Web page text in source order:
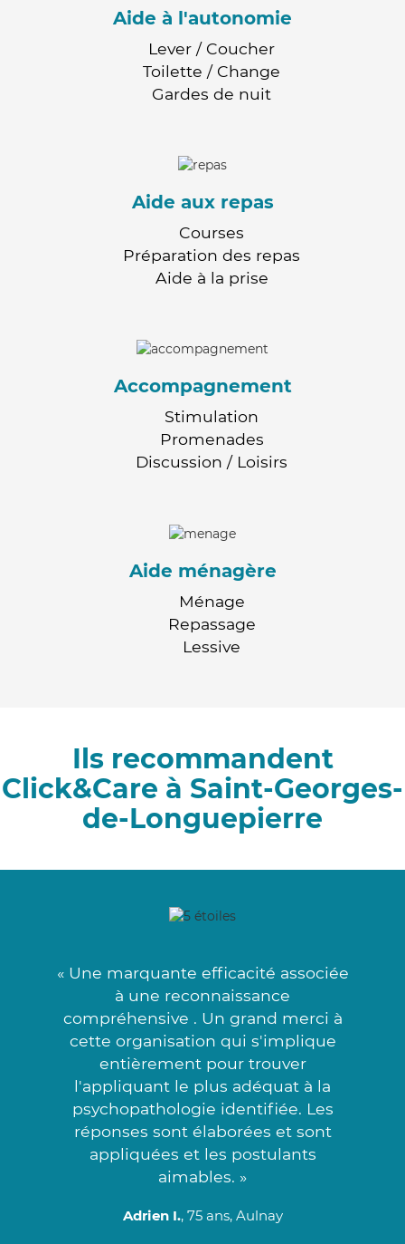
Aide à l'autonomie
Lever / Coucher
Toilette / Change
Gardes de nuit
Aide aux repas
Courses
Préparation des repas
Aide à la prise
Accompagnement
Stimulation
Promenades
Discussion / Loisirs
Aide ménagère
Ménage
Repassage
Lessive
Ils recommandent
Click&Care à Saint-Georges-
de-Longuepierre
« Une marquante efficacité associée
à une reconnaissance
compréhensive . Un grand merci à
cette organisation qui s'implique
entièrement pour trouver
l'appliquant le plus adéquat à la
psychopathologie identifiée. Les
réponses sont élaborées et sont
appliquées et les postulants
aimables. »
Adrien I., 75 ans, Aulnay